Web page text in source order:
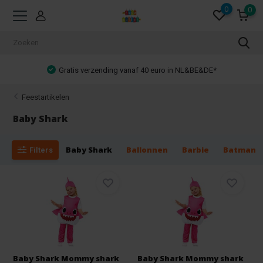
0 0
Gratis verzending vanaf 40 euro in NL&BE&DE*
Feestartikelen
Baby Shark
Filters Baby Shark Ballonnen Barbie Batman
Baby Shark Mommy shark
Baby Shark Mommy shark